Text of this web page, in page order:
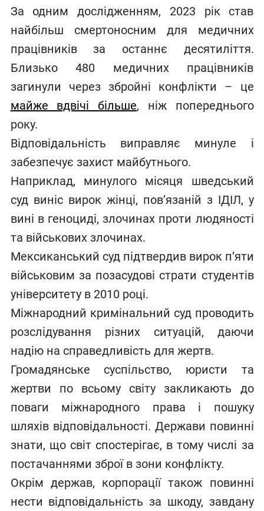
За одним дослідженням, 2023 рік став
найбільш смертоносним для медичних
працівників за останнє десятиліття.
Близько 480 медичних працівників
загинули через збройні конфлікти – це
майже вдвічі більше, ніж попереднього
року.
Відповідальність виправляє минуле і
забезпечує захист майбутнього.
Наприклад, минулого місяця шведський
суд виніс вирок жінці, пов’язаній з ІДІЛ, у
вині в геноциді, злочинах проти людяності
та військових злочинах.
Мексиканський суд підтвердив вирок п’яти
військовим за позасудові страти студентів
університету в 2010 році.
Міжнародний кримінальний суд проводить
розслідування різних ситуацій, даючи
надію на справедливість для жертв.
Громадянське суспільство, юристи та
жертви по всьому світу закликають до
поваги міжнародного права і пошуку
шляхів відповідальності. Держави повинні
знати, що світ спостерігає, в тому числі за
постачаннями зброї в зони конфлікту.
Окрім держав, корпорації також повинні
нести відповідальність за шкоду, завдану